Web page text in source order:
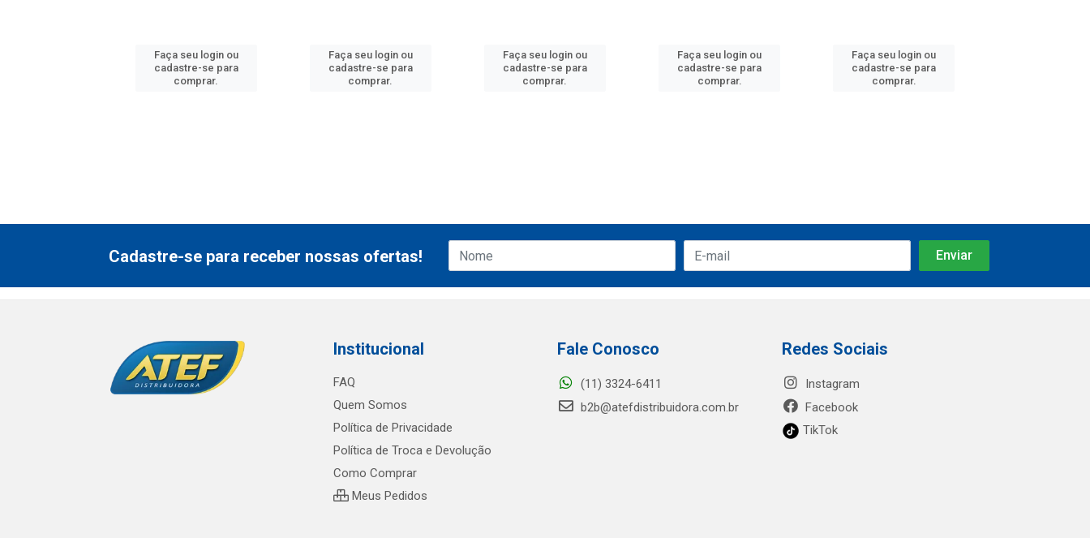
Faça seu login ou
cadastre-se para
comprar.
Faça seu login ou
cadastre-se para
comprar.
Faça seu login ou
cadastre-se para
comprar.
Faça seu login ou
cadastre-se para
comprar.
Faça seu login ou
cadastre-se para
comprar.
Cadastre-se para receber nossas ofertas!
Institucional
FAQ
Quem Somos
Política de Privacidade
Política de Troca e Devolução
Como Comprar
Meus Pedidos
Fale Conosco
(11) 3324-6411
b2b@atefdistribuidora.com.br
Redes Sociais
Instagram
Facebook
TikTok